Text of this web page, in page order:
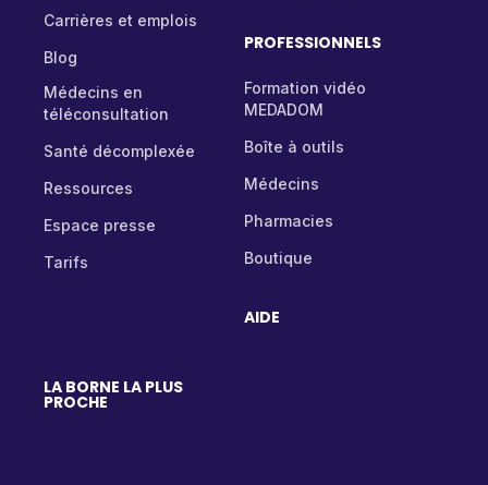
Carrières et emplois
Blog
Médecins en
téléconsultation
Santé décomplexée
Ressources
Espace presse
Tarifs
PROFESSIONNELS
Formation vidéo
MEDADOM
Boîte à outils
Médecins
Pharmacies
Boutique
AIDE
LA BORNE LA PLUS
PROCHE